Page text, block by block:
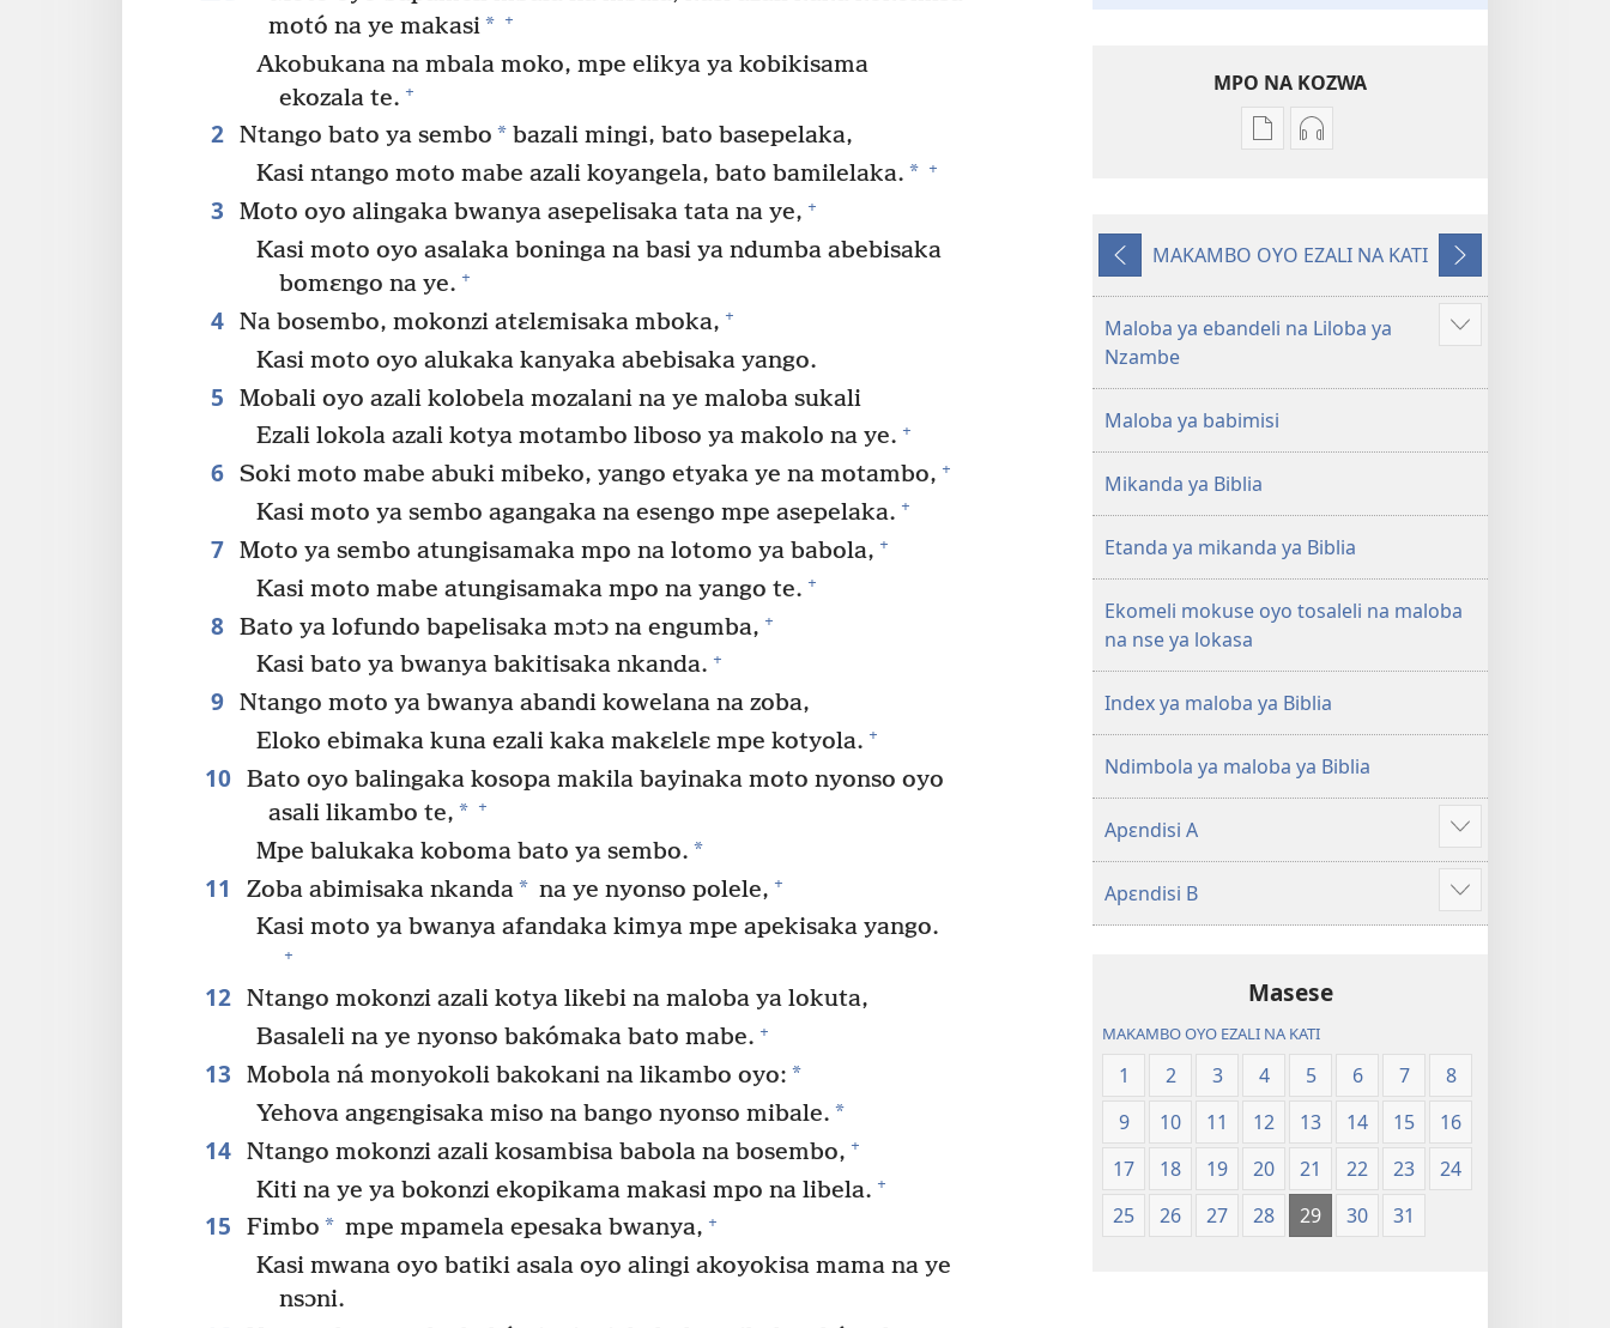
motó na ye makasi* +
Akobukana na mbala moko, mpe elikya ya kobikisama
ekozala te. +
2 Ntango bato ya sembo *bazali mingi, bato basepelaka,
Kasi ntango moto mabe azali koyangela, bato bamilelaka. * +
3 Moto oyo alingaka bwanya asepelisaka tata na ye, +
Kasi moto oyo asalaka boninga na basi ya ndumba abebisaka
bomɛngo na ye. +
4 Na bosembo, mokonzi atɛlɛmisaka mboka, +
Kasi moto oyo alukaka kanyaka abebisaka yango.
5
Mobali oyo azali kolobela mozalani na ye maloba sukali
Ezali lokola azali kotya motambo liboso ya makolo na ye. +
6 Soki moto mabe abuki mibeko, yango etyaka ye na motambo, +
Kasi moto ya sembo agangaka na esengo mpe asepelaka. +
7 Moto ya sembo atungisamaka mpo na lotomo ya babola, +
Kasi moto mabe atungisamaka mpo na yango te. +
8 Bato ya lofundo bapelisaka mɔtɔ na engumba, +
Kasi bato ya bwanya bakitisaka nkanda. +
9 Ntango moto ya bwanya abandi kowelana na zoba,
Eloko ebimaka kuna ezali kaka makɛlɛlɛ mpe kotyola. +
10 Bato oyo balingaka kosopa makila bayinaka moto nyonso oyo
asali likambo te, * +
Mpe balukaka koboma bato ya sembo. *
11 Zoba abimisaka nkanda* na ye nyonso polele, +
Kasi moto ya bwanya afandaka kimya mpe apekisaka yango.
+
12 Ntango mokonzi azali kotya likebi na maloba ya lokuta,
Basaleli na ye nyonso bakómaka bato mabe. +
13 Mobola ná monyokoli bakokani na likambo oyo: *
Yehova angɛngisaka miso na bango nyonso mibale. *
14 Ntango mokonzi azali kosambisa babola na bosembo, +
Kiti na ye ya bokonzi ekopikama makasi mpo na libela. +
15 Fimbo * mpe mpamela epesaka bwanya, +
Kasi mwana oyo batiki asala oyo alingi akoyokisa mama na ye
nsɔni.
MPO NA KOZWA
Ndenge
Biblia
Libongoli
ya
Sika
(Ebongisami
2023)
Ndenge
ya
Biblia
—
ya
(Ebongisami
na
2023)
Oyo
eleki
MAKAMBO OYO EZALI NA KATI
Oyo
elandi
Maloba ya ebandeli na Liloba ya
Nzambe
Show
Maloba ya babimisi
Mikanda ya Biblia
Etanda ya mikanda ya Biblia
Ekomeli mokuse oyo tosaleli na maloba
na nse ya lokasa
Index ya maloba ya Biblia
Ndimbola ya maloba ya Biblia
Apɛndisi A
Show
more
Apɛndisi B
Show
more
Masese
MAKAMBO OYO EZALI NA KATI
1 2 3 4 5 6 7
8
9
10 11 12 13 14 15
16
17
18 19 20 21 22 23
24
25
26 27 28 29 30 31